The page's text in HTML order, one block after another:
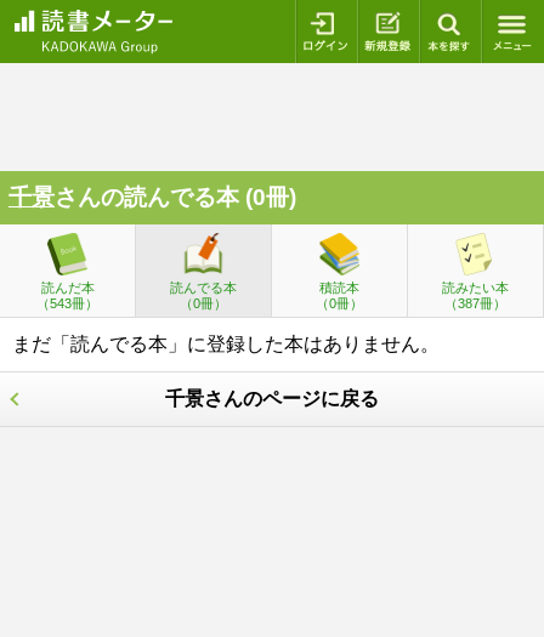
ログイン 新規登録
千景さんの読んでる本 (0冊)
読んだ本
（543冊）
読んでる本
（0冊）
積読本
（0冊）
読みたい本
（387冊）
まだ「読んでる本」に登録した本はありません。
千景さんのページに戻る